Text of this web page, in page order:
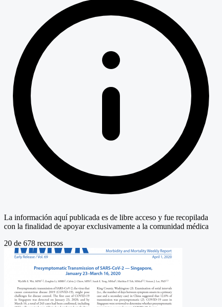
La información aquí publicada es de libre acceso y fue recopilada
con la finalidad de apoyar exclusivamente a la comunidad médica
20 de 678 recursos